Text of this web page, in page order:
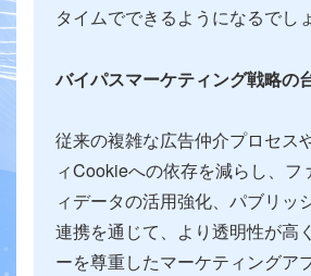
タイムでできるようになるでしょ
バイパスマーケティング戦略の
従来の複雑な広告仲介プロセス
ィCookieへの依存を減らし、フ
ィデータの活用強化、パブリッ
連携を通じて、より透明性が高
ーを尊重したマーケティングア